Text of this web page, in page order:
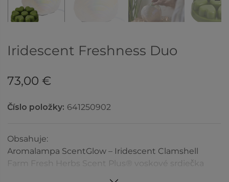
Next
Iridescent Freshness Duo
73,00 €
Číslo položky: 641250902
Obsahuje:
Aromalampa ScentGlow – Iridescent Clamshell
Farm Fresh Herbs Scent Plus® voskové srdiečka